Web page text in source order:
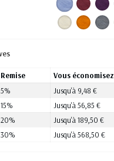
Remise
Vous économisez
5%
Jusqu'à 9,48 €
15%
Jusqu'à 56,85 €
20%
Jusqu'à 189,50 €
30% Jusqu'à 568,50 €